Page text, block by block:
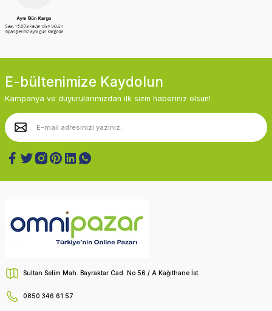
E-bültenimize Kaydolun
Kampanya ve duyurularımızdan ilk sizin haberiniz olsun!
Sultan Selim Mah. Bayraktar Cad. No 56 / A Kağıthane İst.
0850 346 61 57